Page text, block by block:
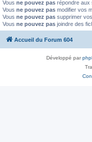
Vous ne pouvez pas répondre aux
Vous ne pouvez pas modifier vos
Vous ne pouvez pas supprimer
Vous ne pouvez pas joindre des
Accueil du Forum 604
Développé par